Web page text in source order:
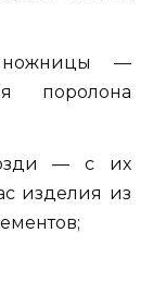
ножницы —
поролона
— с их
изделия из